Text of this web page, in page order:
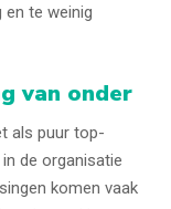
en te weinig
van onder
als puur top-
de organisatie
komen vaak